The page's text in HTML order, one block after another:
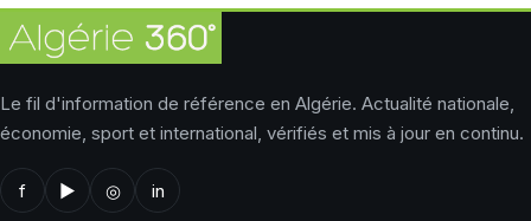
Le fil d'information de référence en Algérie. Actualité nationale,
économie, sport et international, vérifiés et mis à jour en continu.
f ▶ ◎ in